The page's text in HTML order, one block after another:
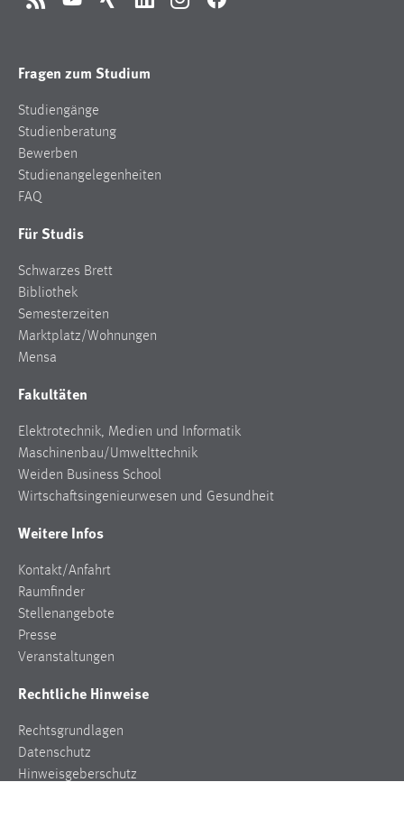
RSS YouTubeXing LinkedInInstagramFacebook
Fragen zum Studium
Studiengänge
Studienberatung
Bewerben
Studienangelegenheiten
FAQ
Für Studis
Schwarzes Brett
Bibliothek
Semesterzeiten
Marktplatz/Wohnungen
Mensa
Fakultäten
Elektrotechnik, Medien und Informatik
Maschinenbau/Umwelttechnik
Weiden Business School
Wirtschaftsingenieurwesen und Gesundheit
Weitere Infos
Kontakt/Anfahrt
Raumfinder
Stellenangebote
Presse
Veranstaltungen
Rechtliche Hinweise
Rechtsgrundlagen
Datenschutz
Hinweisgeberschutz